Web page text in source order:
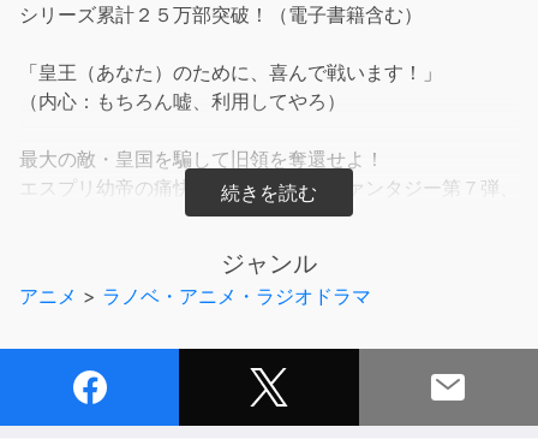
シリーズ累計２５万部突破！（電子書籍含む）
「皇王（あなた）のために、喜んで戦います！」
（内心：もちろん嘘、利用してやろ）
最大の敵・皇国を騙して旧領を奪還せよ！
エスプリ幼帝の痛快王政サバイバルファンタジー第７弾、
オーディオブック化！
受け入れないと、戦争になるかもしれない。
ジャンル
アニメ > ラノベ・アニメ・ラジオドラマ